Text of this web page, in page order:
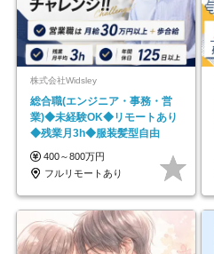
株式会社Widsley
総合職(エンジニア・事務・営
業)◆未経験OK◆リモートあり
◆残業月3h◆服装髪型自由
400～800万円
フルリモートあり